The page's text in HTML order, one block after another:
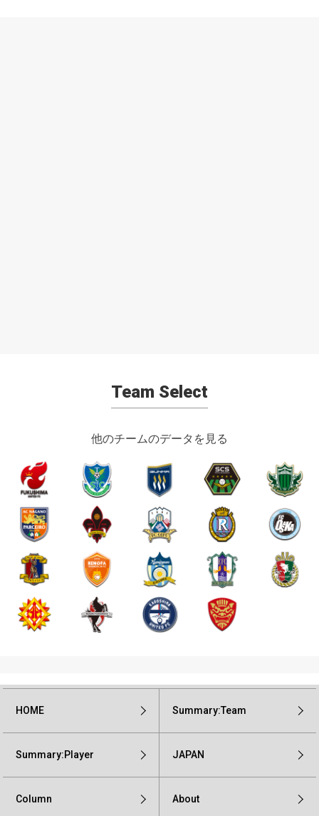
Team Select
他のチームのデータを見る
HOME Summary:Team
Summary:Player JAPAN
Column About